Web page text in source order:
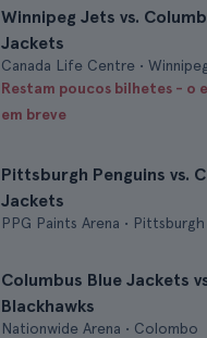
Winnipeg Jets vs.
Jackets
Canada Life Centre •
Restam poucos bilhetes - o
em breve
Pittsburgh Penguins vs.
Jackets
PPG Paints Arena • Pittsburgh
Columbus Blue Jackets
Blackhawks
Nationwide Arena • Colombo